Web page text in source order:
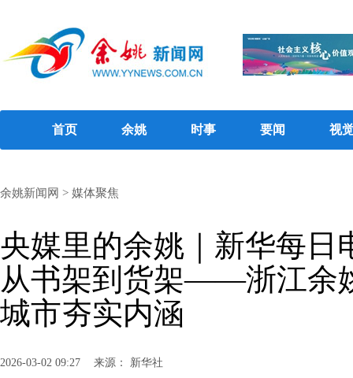
首页 余姚 时事 要闻 视
余姚新闻网 > 媒体聚焦
央媒里的余姚｜新华每日
从书架到货架——浙江余
城市夯实内涵
2026-03-02 09:27 来源： 新华社